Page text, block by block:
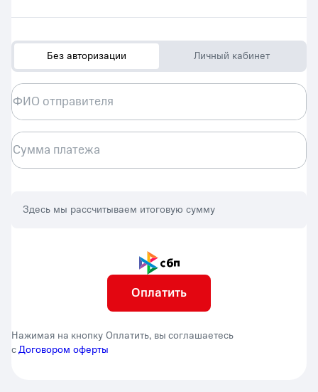
Без авторизации Личный кабинет
ФИО отправителя
Сумма платежа
Здесь мы рассчитываем итоговую сумму
Нажимая на кнопку Оплатить, вы соглашаетесь
сДоговором оферты
Оплатить